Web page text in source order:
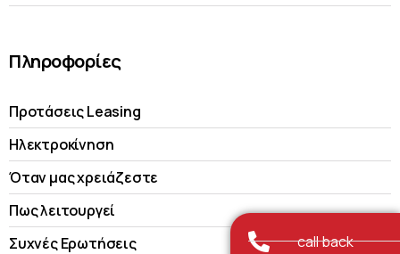
Πληροφορίες
Προτάσεις Leasing
Ηλεκτροκίνηση
Όταν μας χρειάζεστε
Πως λειτουργεί
Συχνές Ερωτήσεις
call back